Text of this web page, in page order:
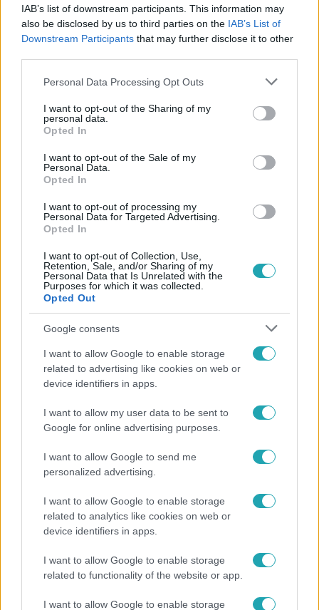
IAB’s list of downstream participants. This information may
also be disclosed by us to third parties on the IAB’s List of
Downstream Participants that may further disclose it to other
Please note that this website/app uses one or more Google
not limited to your visit or usage behaviour. You may click to
grant or deny consent to Google and its third-party tags to
use your data for below specified purposes in below Google
consent section.
Personal Data Processing Opt Outs
I want to opt-out of the Sharing of my
personal data.
Opted In
I want to opt-out of the Sale of my
Personal Data.
Opted In
I want to opt-out of processing my
Personal Data for Targeted Advertising.
Opted In
I want to opt-out of Collection, Use,
Retention, Sale, and/or Sharing of my
Personal Data that Is Unrelated with the
Purposes for which it was collected.
Opted Out
Google consents
I want to allow Google to enable storage
related to advertising like cookies on web or
device identifiers in apps.
I want to allow my user data to be sent to
Google for online advertising purposes.
I want to allow Google to send me
personalized advertising.
I want to allow Google to enable storage
related to analytics like cookies on web or
device identifiers in apps.
I want to allow Google to enable storage
related to functionality of the website or app.
I want to allow Google to enable storage
DIETETIKUS
HŐSÉG # VÍZIVÁS # FOLYADÉK KISZÁRADÁS
Népszerű
Elviselhetetlen a forróság a hálóban? Mutatjuk a